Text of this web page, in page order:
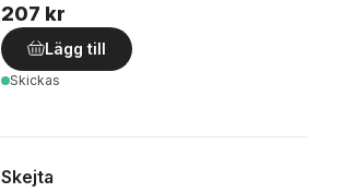
207 kr
Lägg till
Skickas
Skejta